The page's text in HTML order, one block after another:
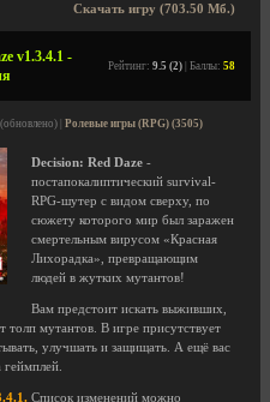
Скачать игру (703.50 Мб.)
v1.3.4.1 -
Рейтинг: 9.5 (2) | Баллы: 58
| Ролевые игры (RPG) (3505)
Decision: Red Daze -
постапокалиптический survival-
RPG-шутер с видом сверху, по
сюжету которого мир был заражен
смертельным вирусом «Красная
Лихорадка», превращающим
людей в жутких мутантов!
Вам предстоит искать выживших,
толп мутантов. В игре присутствует
улучшать и защищать. А ещё вас
Список изменений можно